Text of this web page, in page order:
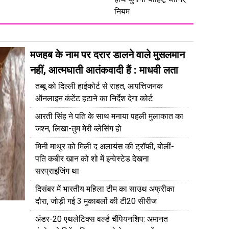
नियम
मजहब के नाम पर दरार डालने वाले मुसलमान
नहीं, आत्मघाती आतंकवादी हैं : माधवी लता
तब्बू को दिल्ली हाईकोर्ट से राहत, आपत्तिजनक
ऑनलाइन कंटेंट हटाने का निर्देश देगा कोर्ट
आरती सिंह ने पति के साथ मनाया पहली मुलाकात का
जश्न, लिखा-तुम मेरी ब्लेसिंग हो
मिनी माथुर को मिली द अलायंस की ट्रॉफी, बोलीं-
पति कबीर खान को शो में इन्वेस्टेड देखना
सरप्राइजिंग था
दिसंबर में भारतीय महिला टीम का साउथ अफ्रीका
दौरा, जोड़ी गई 3 मुकाबलों की टी20 सीरीज
अंडर-20 एथलेटिक्स वर्ल्ड चैंपियनशिप: अमानत